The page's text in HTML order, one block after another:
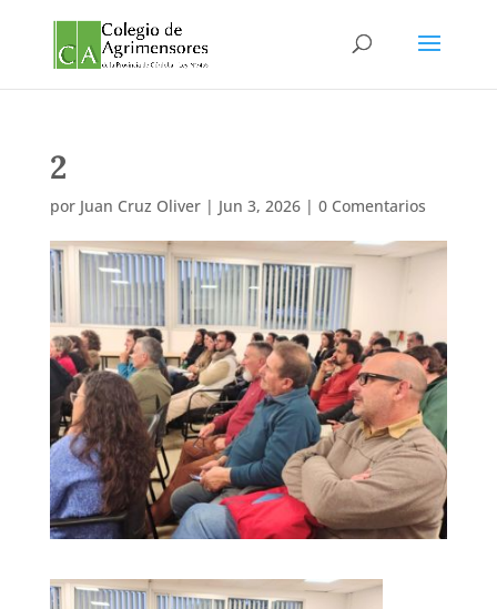
2
por Juan Cruz Oliver| Jun 3, 2026| 0 Comentarios